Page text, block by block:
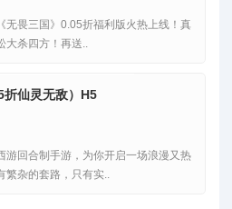
无畏三国》0.05折福利版火热上线！真
大杀四方！再送..
折仙灵无敌）H5
游回合制手游，为你开启一场浪漫又热
繁杂的套路，只有实..